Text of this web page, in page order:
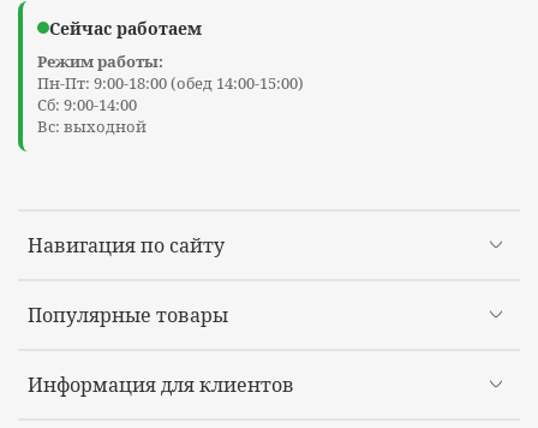
Навигация по сайту
Популярные товары
Информация для клиентов
Сейчас работаем
Режим работы:
Пн-Пт: 9:00-18:00 (обед 14:00-15:00)
Сб: 9:00-14:00
Вс: выходной